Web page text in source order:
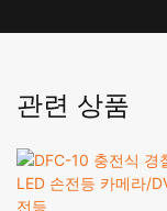
관련 상품